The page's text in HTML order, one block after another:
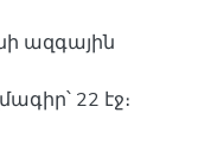
ազգային
22 էջ։